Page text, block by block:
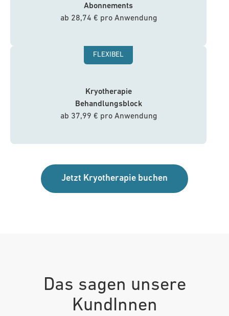
Abonnements
ab 28,74 € pro Anwendung
FLEXIBEL
Kryotherapie
Behandlungsblock
ab 37,99 € pro Anwendung
Jetzt Kryotherapie buchen
Das sagen unsere
KundInnen